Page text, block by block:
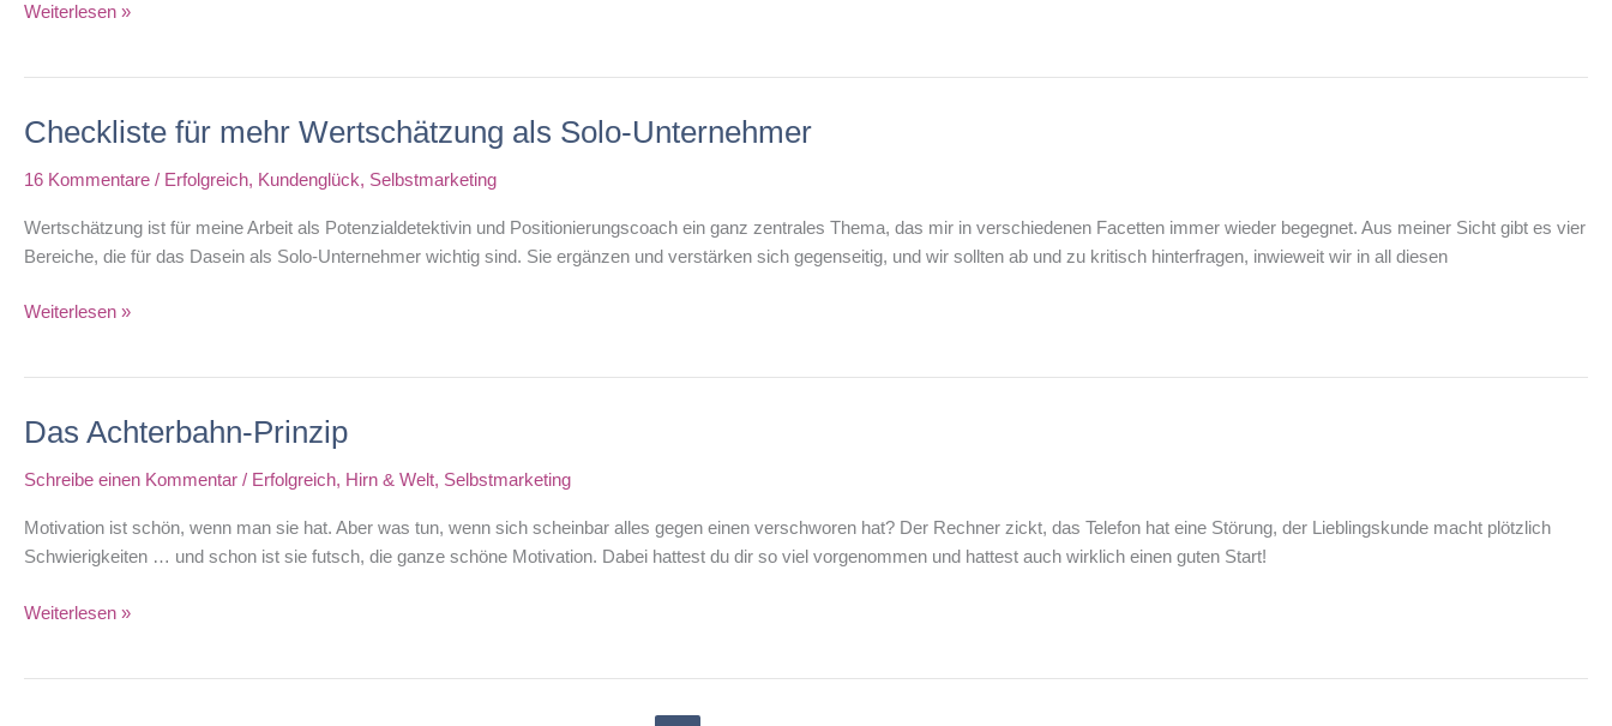
Ist
Weiterlesen »
Checkliste für mehr Wertschätzung als Solo-Unternehmer
16 Kommentare / Erfolgreich, Kundenglück, Selbstmarketing
Wertschätzung ist für meine Arbeit als Potenzialdetektivin und Positionierungscoach ein ganz zentrales Thema, das mir in verschiedenen Facetten immer wieder begegnet. Aus meiner Sicht gibt es vier
Bereiche, die für das Dasein als Solo-Unternehmer wichtig sind. Sie ergänzen und verstärken sich gegenseitig, und wir sollten ab und zu kritisch hinterfragen, inwieweit wir in all diesen
Checkliste
als
Unternehmer
Weiterlesen »
Das Achterbahn-Prinzip
Schreibe einen Kommentar / Erfolgreich, Hirn & Welt, Selbstmarketing
Motivation ist schön, wenn man sie hat. Aber was tun, wenn sich scheinbar alles gegen einen verschworen hat? Der Rechner zickt, das Telefon hat eine Störung, der Lieblingskunde macht plötzlich
Schwierigkeiten … und schon ist sie futsch, die ganze schöne Motivation. Dabei hattest du dir so viel vorgenommen und hattest auch wirklich einen guten Start!
Das
Weiterlesen »